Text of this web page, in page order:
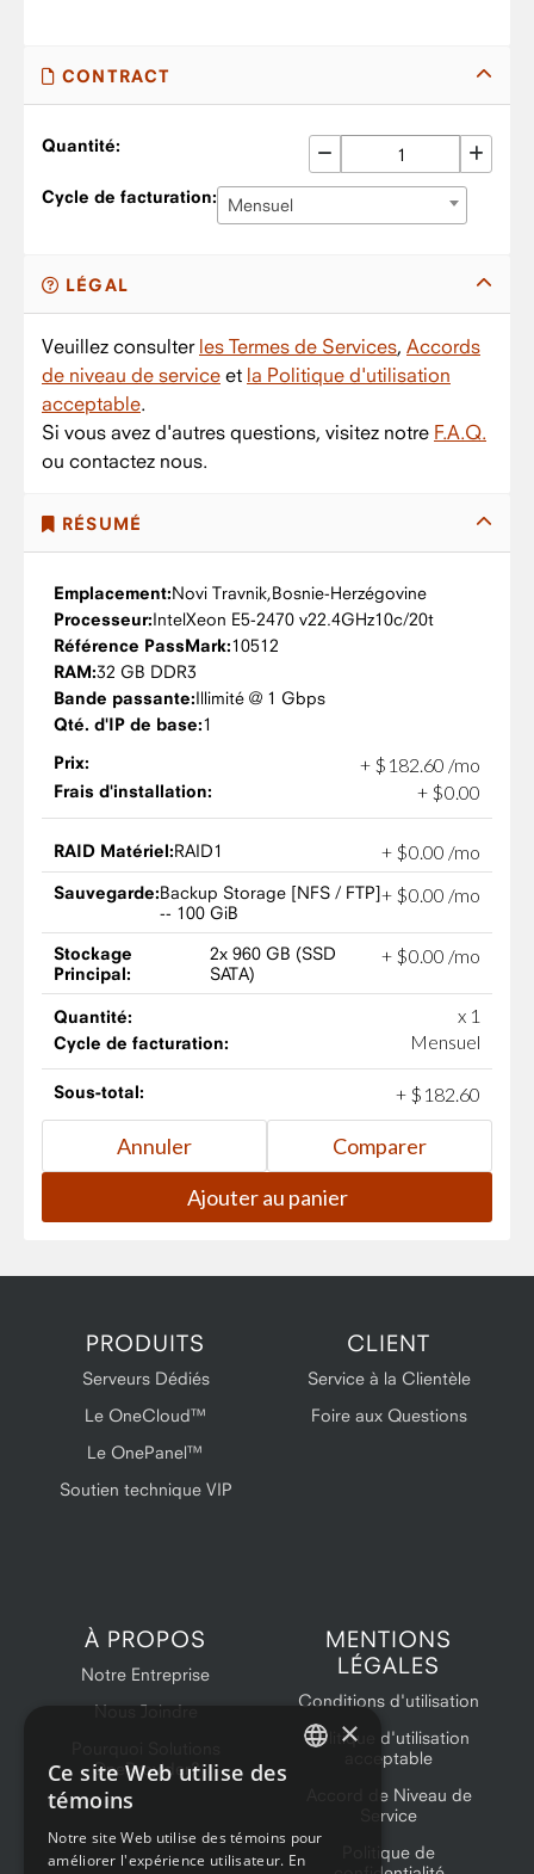
CONTRACT
Quantité:
Cycle de facturation: Mensuel
LÉGAL
Veuillez consulter les Termes de Services, Accords
de niveau de service et la Politique d'utilisation
acceptable.
Si vous avez d'autres questions, visitez notre F.A.Q.
ou contactez nous.
RÉSUMÉ
Emplacement:Novi Travnik,Bosnie-Herzégovine
Processeur:IntelXeon E5-2470 v22.4GHz10c/20t
Référence PassMark:10512
RAM:32 GB DDR3
Bande passante:Illimité @ 1 Gbps
Qté. d'IP de base:1
Prix:
+ $ 182 60 /mo
Frais d'installation: + $0.00
RAID Matériel:RAID1 + $0.00 /mo
Sauvegarde:Backup Storage [NFS / FTP]
-- 100 GiB
+ $0.00 /mo
Stockage
Principal:
2x 960 GB (SSD
SATA)
+ $0.00 /mo
Quantité: x 1
Cycle de facturation: Mensuel
Sous-total: + $ 182.60
PRODUITS
Serveurs Dédiés
Le OneCloud™
Le OnePanel™
Soutien technique VIP
CLIENT
Service à la Clientèle
Foire aux Questions
À PROPOS
Notre Entreprise
Nous Joindre
OneProvider?
MENTIONS
LÉGALES
Conditions d'utilisation
Politique d'utilisation
acceptable
Accord de Niveau de
Service
Politique de
×
Ce site Web utilise des
témoins
Notre site Web utilise des témoins pour
améliorer l'expérience utilisateur. En